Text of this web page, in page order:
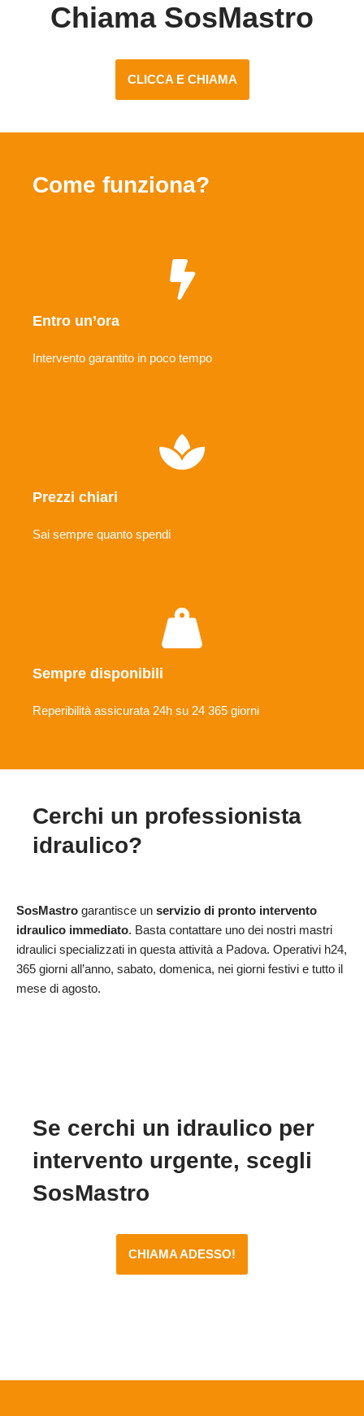
Chiama SosMastro
CLICCA E CHIAMA
Come funziona?
Entro un’ora
Intervento garantito in poco tempo
Prezzi chiari
Sai sempre quanto spendi
Sempre disponibili
Reperibilità assicurata 24h su 24 365 giorni
Cerchi un professionista
idraulico?
SosMastro garantisce un servizio di pronto intervento
idraulico immediato. Basta contattare uno dei nostri mastri
idraulici specializzati in questa attività a Padova. Operativi h24,
365 giorni all’anno, sabato, domenica, nei giorni festivi e tutto il
mese di agosto.
Se cerchi un idraulico per
intervento urgente, scegli
SosMastro
CHIAMA ADESSO!